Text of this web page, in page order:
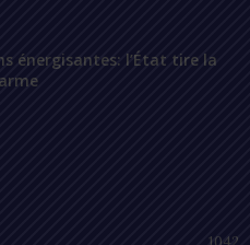
énergisantes: l’État tire la